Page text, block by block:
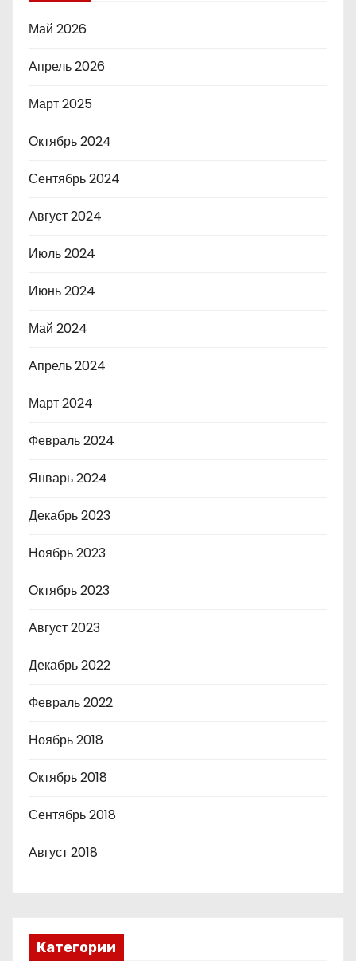
Май 2026
Апрель 2026
Март 2025
Октябрь 2024
Сентябрь 2024
Август 2024
Июль 2024
Июнь 2024
Май 2024
Апрель 2024
Март 2024
Февраль 2024
Январь 2024
Декабрь 2023
Ноябрь 2023
Октябрь 2023
Август 2023
Декабрь 2022
Февраль 2022
Ноябрь 2018
Октябрь 2018
Сентябрь 2018
Август 2018
Категории